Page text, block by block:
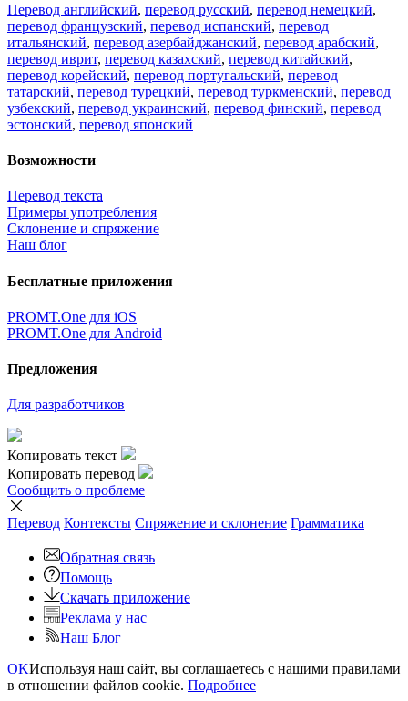
Перевод английский, перевод русский, перевод немецкий,
перевод французский, перевод испанский, перевод
итальянский, перевод азербайджанский, перевод арабский,
перевод иврит, перевод казахский, перевод китайский,
перевод корейский, перевод португальский, перевод
татарский, перевод турецкий, перевод туркменский, перевод
узбекский, перевод украинский, перевод финский, перевод
эстонский, перевод японский
Возможности
Перевод текста
Примеры употребления
Склонение и спряжение
Наш блог
Бесплатные приложения
PROMT.One для iOS
PROMT.One для Android
Предложения
Для разработчиков
Копировать текст
Копировать перевод
Сообщить о проблеме
Перевод Контексты Спряжение и склонение Грамматика
Обратная связь
Помощь
Скачать приложение
Реклама у нас
Наш Блог
OKИспользуя наш сайт, вы соглашаетесь с нашими правилами
в отношении файлов cookie. Подробнее